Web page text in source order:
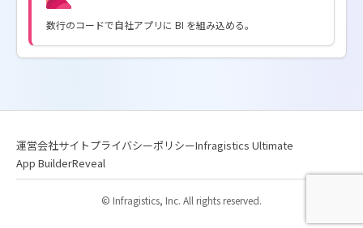
数行のコードで自社アプリに BI を組み込める。
運営会社サイトプライバシーポリシーInfragistics Ultimate
App BuilderReveal
© Infragistics, Inc. All rights reserved.